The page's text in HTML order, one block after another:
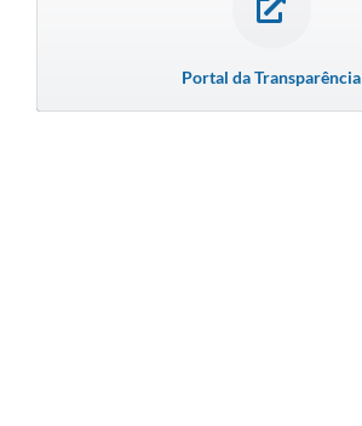
Portal da Transparência